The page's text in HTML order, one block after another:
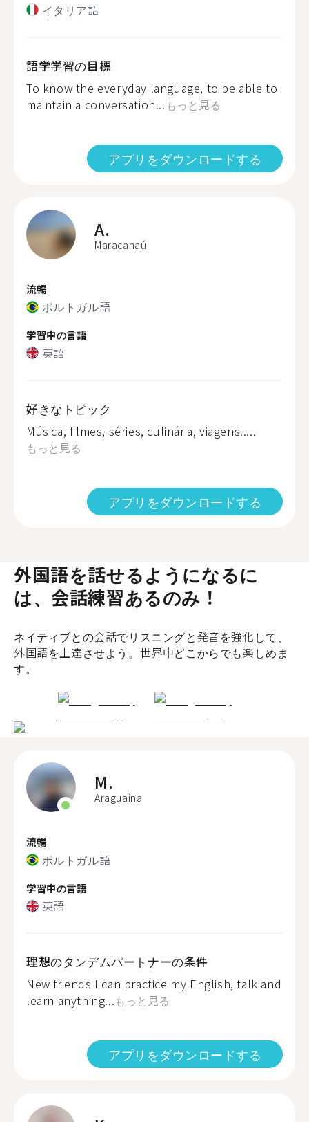
イタリア語
語学学習の目標
To know the everyday language, to be able to
maintain a conversation... もっと見る
アプリをダウンロードする
A.
Maracanaú
流暢
ポルトガル語
学習中の言語
英語
好きなトピック
Música, filmes, séries, culinária, viagens.....
もっと見る
アプリをダウンロードする
外国語を話せるようになるに
は、会話練習あるのみ！
ネイティブとの会話でリスニングと発音を強化して、
外国語を上達させよう。世界中どこからでも楽しめま
す。
M.
Araguaína
流暢
ポルトガル語
学習中の言語
英語
理想のタンデムパートナーの条件
New friends I can practice my English, talk and
learn anything...もっと見る
アプリをダウンロードする